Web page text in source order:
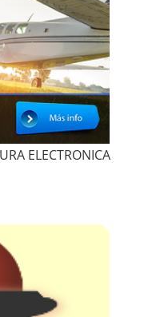
ELECTRONICA